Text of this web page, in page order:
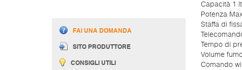
FAI UNA DOMANDA
SITO PRODUTTORE
CONSIGLI UTILI
Capacità 1
Potenza
Staffa di
Tempo di
Volume
Comando